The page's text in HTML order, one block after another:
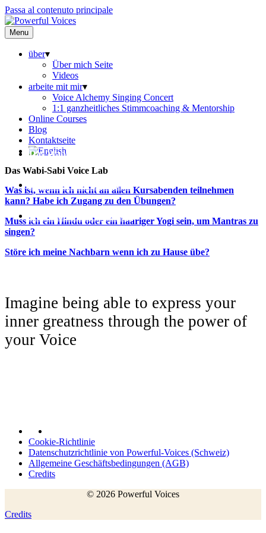
Passa al contenuto principale
Menu
über▾
Über mich Seite
Videos
arbeite mit mir▾
Voice Alchemy Singing Concert
1:1 ganzheitliches Stimmcoaching & Mentorship
Online Courses
Blog
Kontaktseite
Das Wabi-Sabi Voice Lab
Was ist, wenn ich nicht an allen Kursabenden teilnehmen
kann? Habe ich Zugang zu den Übungen?
Das Wabi-Sabi Voice Lab
Muss ich ein Hindu oder ein haariger Yogi sein, um Mantras zu
singen?
Das Wabi-Sabi Voice Lab
Störe ich meine Nachbarn wenn ich zu Hause übe?
Das Wabi-Sabi Voice Lab
Imagine being able to express your
inner greatness through the power of
your Voice
Cookie-Richtlinie
Datenschutzrichtlinie von Powerful-Voices (Schweiz)
Allgemeine Geschäftsbedingungen (AGB)
Credits
© 2026 Powerful Voices
Credits